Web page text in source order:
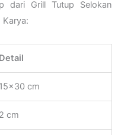
dari Grill Tutup Selokan
Detail
15×30 cm
2 cm